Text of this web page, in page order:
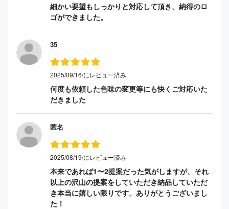
細かい要望もしっかりと対応して頂き、納得のロ
ゴができました。
35
2025/09/16/にレビュー済み
何度も依頼した色味の変更等にも快くご対応いた
だきました
匿名
2025/08/19/にレビュー済み
本来であれば1〜2提案だった気がしますが、それ
以上の沢山の提案をしていただき納品していただ
き本当に嬉しい限りです。ありがとうございまし
た！